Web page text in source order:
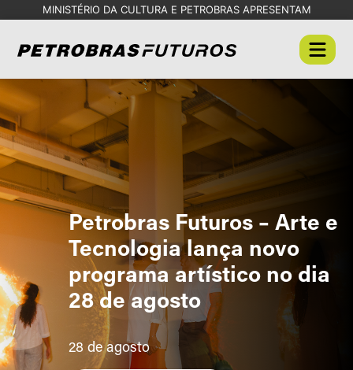
MINISTÉRIO DA CULTURA E PETROBRAS APRESENTAM
Petrobras Futuros – Arte e
Tecnologia lança novo
programa artístico no dia
28 de agosto
28 de agosto